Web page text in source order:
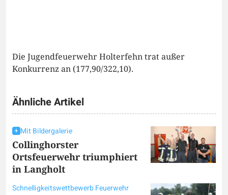
Die Jugendfeuerwehr Holterfehn trat außer
Konkurrenz an (177,90/322,10).
Ähnliche Artikel
Mit Bildergalerie
Collinghorster
Ortsfeuerwehr triumphiert
in Langholt
Schnelligkeitswettbewerb Feuerwehr